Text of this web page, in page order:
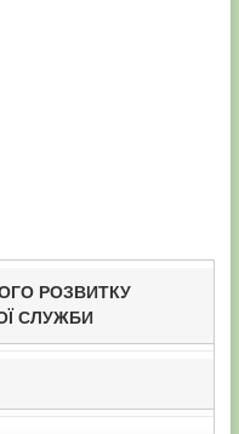
РОЗВИТКУ
СЛУЖБИ